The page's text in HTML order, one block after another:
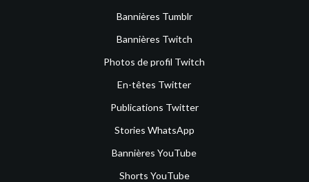
Bannières Tumblr
Bannières Twitch
Photos de profil Twitch
En-têtes Twitter
Publications Twitter
Stories WhatsApp
Bannières YouTube
Shorts YouTube